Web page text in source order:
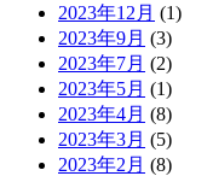
2023年12月 (1)
2023年9月 (3)
2023年7月 (2)
2023年5月 (1)
2023年4月 (8)
2023年3月 (5)
2023年2月 (8)